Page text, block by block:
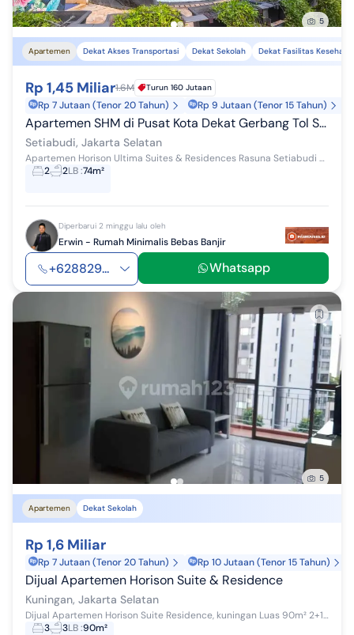
5
Apartemen Dekat Akses Transportasi Dekat Sekolah Dekat Fasilitas
Rp 1,45 Miliar1.6M Turun 160 Jutaan
Rp 7 Jutaan (Tenor 20 Tahun) Rp 9 Jutaan (Tenor 15 Tahun)
Apartemen SHM di Pusat Kota Dekat Gerbang Tol Semanggi J-48786
Setiabudi, Jakarta Selatan
Apartemen Horison Ultima Suites & Residences Rasuna Setiabudi - Kota Jakarta Selatan *Menerima Cash *Bisa Dibantu KPR Apartemen siap huni lokasi ...
2
2LB:74m²
Diperbarui 2 minggu lalu oleh
Erwin - Rumah Minimalis Bebas Banjir
+628829... Whatsapp
5
Apartemen Dekat Sekolah
Rp 1,6 Miliar
Rp 7 Jutaan (Tenor 20 Tahun) Rp 10 Jutaan (Tenor 15 Tahun)
Dijual Apartemen Horison Suite & Residence
Kuningan, Jakarta Selatan
Dijual Apartemen Horison Suite Residence, kuningan Luas 90m² 2+1BR Furnished / Low Zone Harga 1.6M
3
3LB:90m²